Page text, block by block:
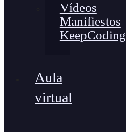
Vídeos
Manifiestos
KeepCoding
Aula
virtual